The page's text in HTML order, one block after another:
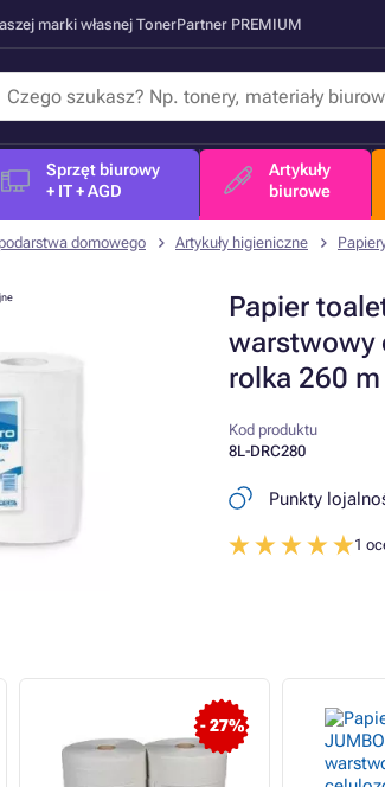
marki własnej TonerPartner PREMIUM
Sprzęt biurowy
+ IT + AGD
Artykuły
biurowe
domowego Artykuły higieniczne
Papier
warstwowy
rolka 260 m
Kod produktu
8L-DRC280
Punkty
1
- 27%